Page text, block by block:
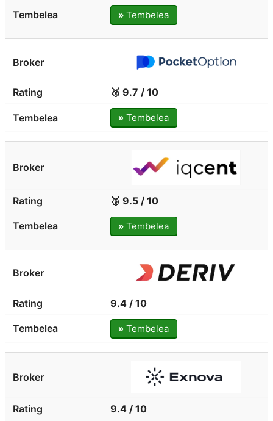
» Tembelea
🥈 9.7 / 10
» Tembelea
🥉 9.5 / 10
» Tembelea
9.4 / 10
» Tembelea
9.4 / 10